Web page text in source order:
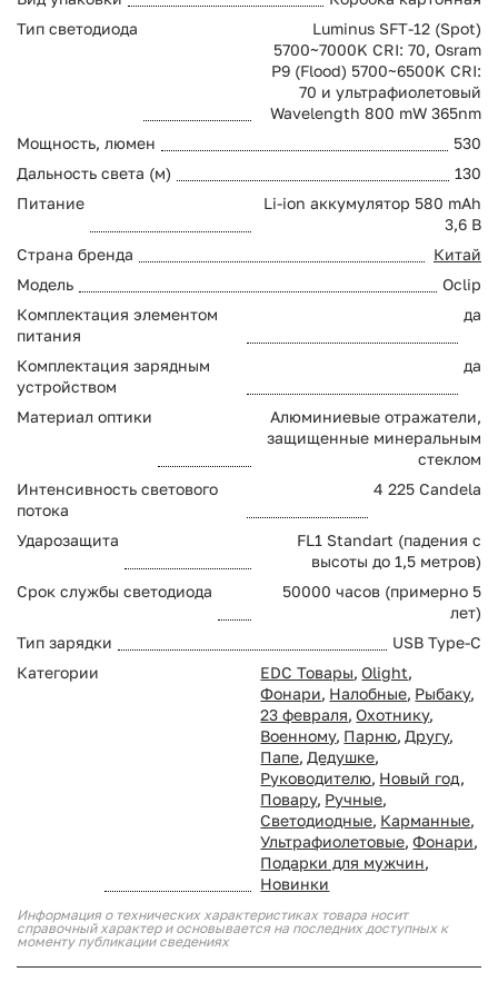
Тип светодиода
Luminus SFT-12 (Spot)
5700~7000K CRI: 70, Osram
P9 (Flood) 5700~6500K CRI:
70 и ультрафиолетовый
Wavelength 800 mW 365nm
Мощность, люмен
530
Дальность света (м)
130
Питание
Li-ion аккумулятор 580 mAh
3,6 В
Страна бренда
Китай
Модель
Oclip
Комплектация элементом
питания
да
Комплектация зарядным
устройством
да
Материал оптики
Алюминиевые отражатели,
защищенные минеральным
стеклом
Интенсивность светового
потока
4 225 Candela
Ударозащита
FL1 Standart (падения с
высоты до 1,5 метров)
Срок службы светодиода
50000 часов (примерно 5
лет)
Тип зарядки
USB Type-C
Категории
EDC Товары, Olight,
Фонари, Налобные, Рыбаку,
23 февраля, Охотнику,
Военному, Парню, Другу,
Папе, Дедушке,
Руководителю, Новый год,
Повару, Ручные,
Светодиодные, Карманные,
Ультрафиолетовые, Фонари,
Подарки для мужчин,
Новинки
Информация о технических характеристиках товара носит
справочный характер и основывается на последних доступных к
моменту публикации сведениях